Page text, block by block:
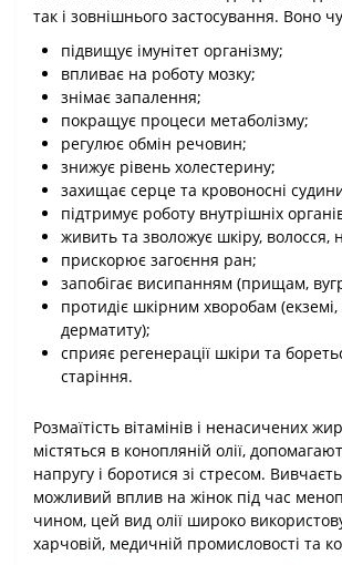
так і зовнішнього застосування. Воно
підвищує імунітет організму;
впливає на роботу мозку;
знімає запалення;
покращує процеси метаболізму;
регулює обмін речовин;
знижує рівень холестерину;
захищає серце та кровоносні
підтримує роботу внутрішніх
живить та зволожує шкіру, волосся,
прискорює загоєння ран;
запобігає висипанням (прищам,
протидіє шкірним хворобам (екземі,
дерматиту);
сприяє регенерації шкіри та
старіння.
Розмаїтість вітамінів і ненасичених
містяться в конопляній олії,
напругу і боротися зі стресом.
можливий вплив на жінок під час
чином, цей вид олії широко
харчовій, медичній промисловості та